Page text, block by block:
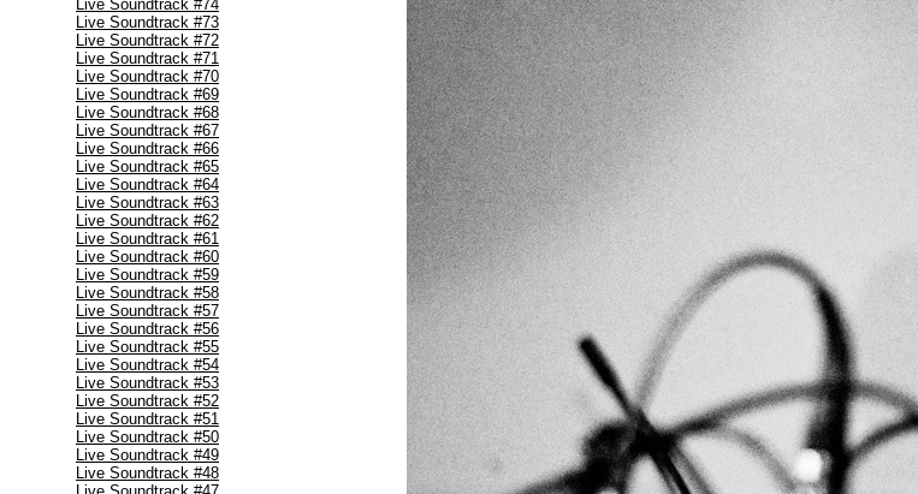
Live Soundtrack #74
Live Soundtrack #73
Live Soundtrack #72
Live Soundtrack #71
Live Soundtrack #70
Live Soundtrack #69
Live Soundtrack #68
Live Soundtrack #67
Live Soundtrack #66
Live Soundtrack #65
Live Soundtrack #64
Live Soundtrack #63
Live Soundtrack #62
Live Soundtrack #61
Live Soundtrack #60
Live Soundtrack #59
Live Soundtrack #58
Live Soundtrack #57
Live Soundtrack #56
Live Soundtrack #55
Live Soundtrack #54
Live Soundtrack #53
Live Soundtrack #52
Live Soundtrack #51
Live Soundtrack #50
Live Soundtrack #49
Live Soundtrack #48